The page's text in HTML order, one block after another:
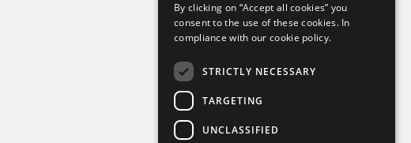
By clicking on “Accept all cookies” you
consent to the use of these cookies. In
compliance with our cookie policy.
STRICTLY NECESSARY
TARGETING
UNCLASSIFIED